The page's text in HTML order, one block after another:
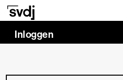
Naar hoofdinhoud
Inloggen